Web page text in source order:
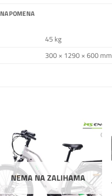
NAPOMENA
45 kg
300 × 1290 × 600 mm
Dodaj
listu
želja
NEMA NA ZALIHAMA